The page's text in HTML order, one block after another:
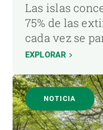
Las islas
75% de las
cada vez se
EXPLORAR
NOTICIA